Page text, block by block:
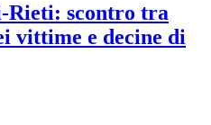
Rieti: scontro tra
vittime e decine di